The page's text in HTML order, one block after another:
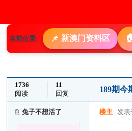
当前位置: 📌 新澳门资料区
1736
阅读
11
回复
189期今
兔子不想活了 楼主 发表